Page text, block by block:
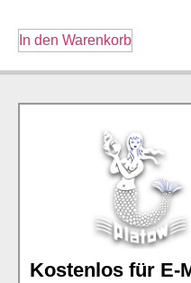
In den Warenkorb
Kostenlos für E-